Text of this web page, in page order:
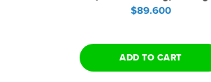
$89.600
ADD TO CART